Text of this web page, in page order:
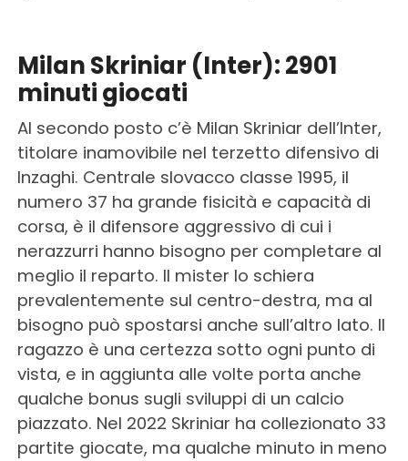
Milan Skriniar (Inter): 2901
minuti giocati
Al secondo posto c’è Milan Skriniar dell’Inter,
titolare inamovibile nel terzetto difensivo di
Inzaghi. Centrale slovacco classe 1995, il
numero 37 ha grande fisicità e capacità di
corsa, è il difensore aggressivo di cui i
nerazzurri hanno bisogno per completare al
meglio il reparto. Il mister lo schiera
prevalentemente sul centro-destra, ma al
bisogno può spostarsi anche sull’altro lato. Il
ragazzo è una certezza sotto ogni punto di
vista, e in aggiunta alle volte porta anche
qualche bonus sugli sviluppi di un calcio
piazzato. Nel 2022 Skriniar ha collezionato 33
partite giocate, ma qualche minuto in meno